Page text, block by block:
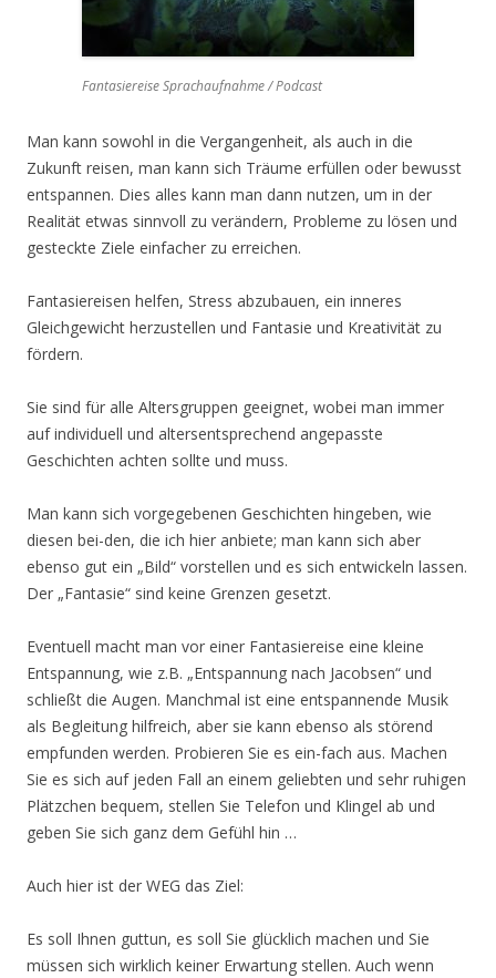
Fantasiereise Sprachaufnahme / Podcast
Man kann sowohl in die Vergangenheit, als auch in die
Zukunft reisen, man kann sich Träume erfüllen oder bewusst
entspannen. Dies alles kann man dann nutzen, um in der
Realität etwas sinnvoll zu verändern, Probleme zu lösen und
gesteckte Ziele einfacher zu erreichen.
Fantasiereisen helfen, Stress abzubauen, ein inneres
Gleichgewicht herzustellen und Fantasie und Kreativität zu
fördern.
Sie sind für alle Altersgruppen geeignet, wobei man immer
auf individuell und altersentsprechend angepasste
Geschichten achten sollte und muss.
Man kann sich vorgegebenen Geschichten hingeben, wie
diesen bei-den, die ich hier anbiete; man kann sich aber
ebenso gut ein „Bild“ vorstellen und es sich entwickeln lassen.
Der „Fantasie“ sind keine Grenzen gesetzt.
Eventuell macht man vor einer Fantasiereise eine kleine
Entspannung, wie z.B. „Entspannung nach Jacobsen“ und
schließt die Augen. Manchmal ist eine entspannende Musik
als Begleitung hilfreich, aber sie kann ebenso als störend
empfunden werden. Probieren Sie es ein-fach aus. Machen
Sie es sich auf jeden Fall an einem geliebten und sehr ruhigen
Plätzchen bequem, stellen Sie Telefon und Klingel ab und
geben Sie sich ganz dem Gefühl hin …
Auch hier ist der WEG das Ziel:
Es soll Ihnen guttun, es soll Sie glücklich machen und Sie
müssen sich wirklich keiner Erwartung stellen. Auch wenn